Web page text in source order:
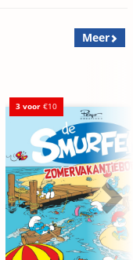
Meer
3 voor €10